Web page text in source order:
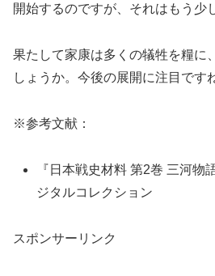
開始するのですが、それはもう少
果たして家康は多くの犠牲を糧に
しょうか。今後の展開に注目です
※参考文献：
『日本戦史材料 第2巻 三河物
ジタルコレクション
スポンサーリンク